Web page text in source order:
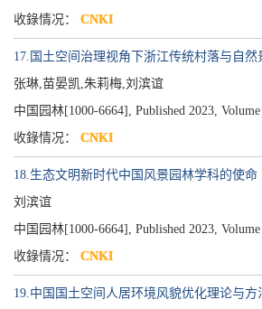
收錄情况： CNKI
17.国土空间治理视角下浙江传统村落与自
张琳,苗晏凯,朱莉梅,刘滨谊
中国园林[1000-6664], Published 2023, Volume
收錄情况： CNKI
18.生态文明新时代中国风景园林学科的使命
刘滨谊
中国园林[1000-6664], Published 2023, Volume
收錄情况： CNKI
19.中国国土空间人居环境风貌优化理论与方